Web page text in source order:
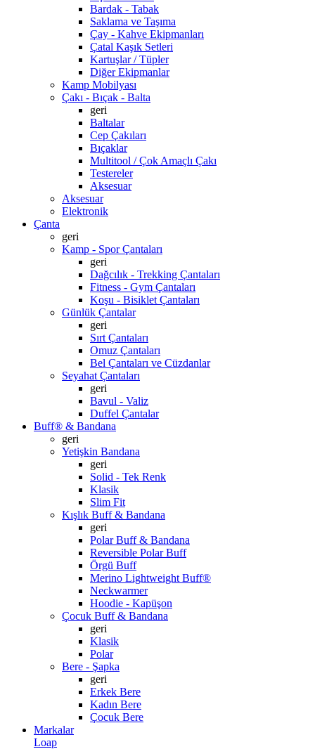
Bardak - Tabak
Saklama ve Taşıma
Çay - Kahve Ekipmanları
Çatal Kaşık Setleri
Kartuşlar / Tüpler
Diğer Ekipmanlar
Kamp Mobilyası
Çakı - Bıçak - Balta
geri
Baltalar
Cep Çakıları
Bıçaklar
Multitool / Çok Amaçlı Çakı
Testereler
Aksesuar
Aksesuar
Elektronik
Çanta
geri
Kamp - Spor Çantaları
geri
Dağcılık - Trekking Çantaları
Fitness - Gym Çantaları
Koşu - Bisiklet Çantaları
Günlük Çantalar
geri
Sırt Çantaları
Omuz Çantaları
Bel Çantaları ve Cüzdanlar
Seyahat Çantaları
geri
Bavul - Valiz
Duffel Çantalar
Buff® & Bandana
geri
Yetişkin Bandana
geri
Solid - Tek Renk
Klasik
Slim Fit
Kışlık Buff & Bandana
geri
Polar Buff & Bandana
Reversible Polar Buff
Örgü Buff
Merino Lightweight Buff®
Neckwarmer
Hoodie - Kapüşon
Çocuk Buff & Bandana
geri
Klasik
Polar
Bere - Şapka
geri
Erkek Bere
Kadın Bere
Çocuk Bere
Markalar
Loap